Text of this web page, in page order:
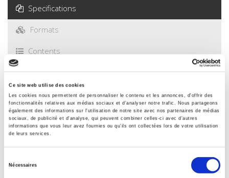
Ce site web utilise des cookies
Les cookies nous permettent de personnaliser le contenu et les annonces, d'offrir des
fonctionnalités relatives aux médias sociaux et d'analyser notre trafic. Nous partageons
également des informations sur l'utilisation de notre site avec nos partenaires de médias
sociaux, de publicité et d'analyse, qui peuvent combiner celles-ci avec d'autres
informations que vous leur avez fournies ou qu'ils ont collectées lors de votre utilisation
de leurs services.
Nécessaires
Specifications
Formats
Contents
Specifications
Publisher
Presses de Sciences Po
prospective et des statistiques